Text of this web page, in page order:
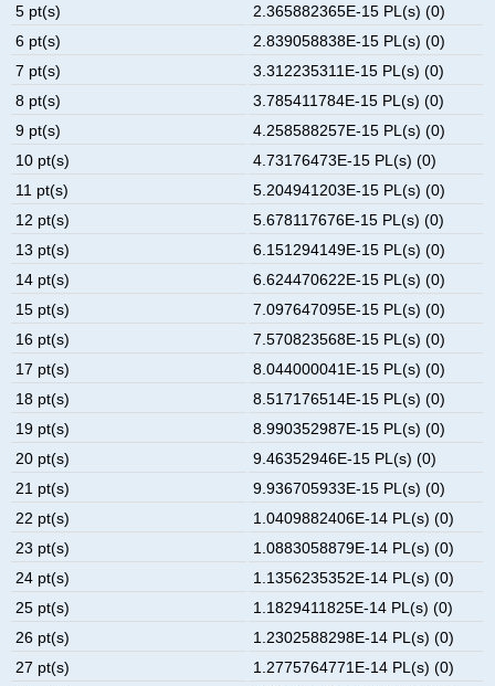
5 pt(s)
2.365882365E-15 PL(s) (0)
6 pt(s)
2.839058838E-15 PL(s) (0)
7 pt(s)
3.312235311E-15 PL(s) (0)
8 pt(s)
3.785411784E-15 PL(s) (0)
9 pt(s)
4.258588257E-15 PL(s) (0)
10 pt(s)
4.73176473E-15 PL(s) (0)
11 pt(s)
5.204941203E-15 PL(s) (0)
12 pt(s)
5.678117676E-15 PL(s) (0)
13 pt(s)
6.151294149E-15 PL(s) (0)
14 pt(s)
6.624470622E-15 PL(s) (0)
15 pt(s)
7.097647095E-15 PL(s) (0)
16 pt(s)
7.570823568E-15 PL(s) (0)
17 pt(s)
8.044000041E-15 PL(s) (0)
18 pt(s)
8.517176514E-15 PL(s) (0)
19 pt(s)
8.990352987E-15 PL(s) (0)
20 pt(s)
9.46352946E-15 PL(s) (0)
21 pt(s)
9.936705933E-15 PL(s) (0)
22 pt(s)
1.0409882406E-14 PL(s) (0)
23 pt(s)
1.0883058879E-14 PL(s) (0)
24 pt(s)
1.1356235352E-14 PL(s) (0)
25 pt(s)
1.1829411825E-14 PL(s) (0)
26 pt(s)
1.2302588298E-14 PL(s) (0)
27 pt(s)
1.2775764771E-14 PL(s) (0)